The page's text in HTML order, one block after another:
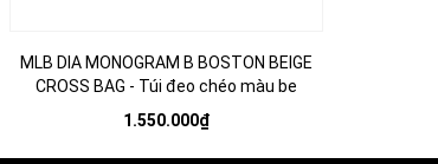
MLB DIA MONOGRAM B BOSTON BEIGE
CROSS BAG - Túi đeo chéo màu be
1.550.000₫